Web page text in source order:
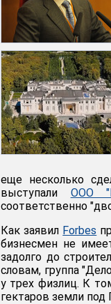
еще несколько
выступали ООО
соответственно
Как заявил Forbes
бизнесмен не
задолго до
словам, группа
у трех физлиц. К
гектаров земли